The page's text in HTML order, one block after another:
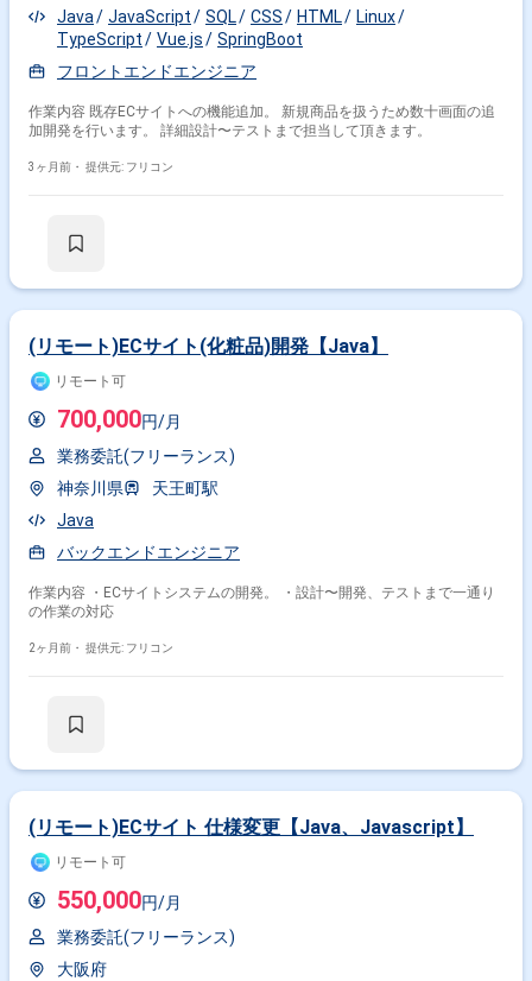
Java
JavaScript SQL CSS HTML
Linux
TypeScript
Vue.js
SpringBoot
フロントエンドエンジニア
作業内容 既存ECサイトへの機能追加。 新規商品を扱うため数十画面の追
加開発を行います。 詳細設計〜テストまで担当して頂きます。
3ヶ月前・ 提供元: フリコン
(リモート)ECサイト(化粧品)開発【Java】
リモート可
700,000円/月
業務委託(フリーランス)
神奈川県
天王町駅
Java
バックエンドエンジニア
作業内容 ・ECサイトシステムの開発。 ・設計〜開発、テストまで一通り
の作業の対応
2ヶ月前・ 提供元: フリコン
(リモート)ECサイト 仕様変更【Java、Javascript】
リモート可
550,000円/月
業務委託(フリーランス)
大阪府